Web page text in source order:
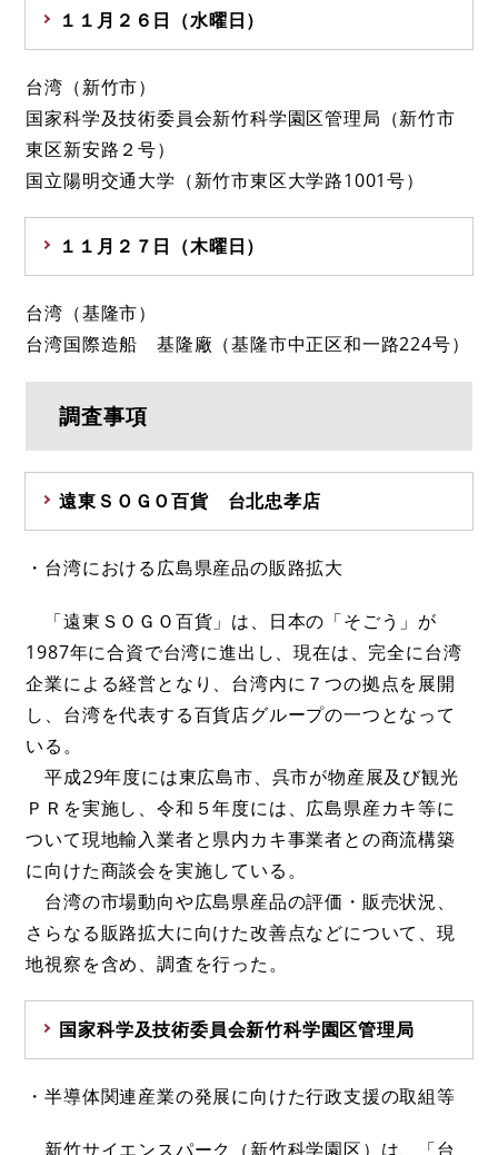
１１月２６日（水曜日）
台湾（新竹市）
国家科学及技術委員会新竹科学園区管理局（新竹市
東区新安路２号）
国立陽明交通大学（新竹市東区大学路1001号）
１１月２７日（木曜日）
台湾（基隆市）
台湾国際造船 基隆廠（基隆市中正区和一路224号）
調査事項
遠東ＳＯＧＯ百貨 台北忠孝店
・台湾における広島県産品の販路拡大
「遠東ＳＯＧＯ百貨」は、日本の「そごう」が
1987年に合資で台湾に進出し、現在は、完全に台湾
企業による経営となり、台湾内に７つの拠点を展開
し、台湾を代表する百貨店グループの一つとなって
いる。
平成29年度には東広島市、呉市が物産展及び観光
ＰＲを実施し、令和５年度には、広島県産カキ等に
ついて現地輸入業者と県内カキ事業者との商流構築
に向けた商談会を実施している。
台湾の市場動向や広島県産品の評価・販売状況、
さらなる販路拡大に向けた改善点などについて、現
地視察を含め、調査を行った。
国家科学及技術委員会新竹科学園区管理局
・半導体関連産業の発展に向けた行政支援の取組等
新竹サイエンスパーク（新竹科学園区）は、「台